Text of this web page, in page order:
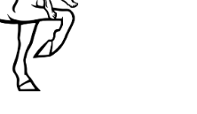
Kenia AA
DOWIEDZ SIĘ WIĘCEJ